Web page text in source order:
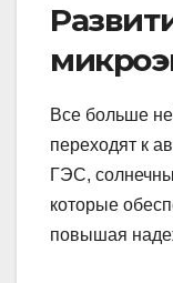
Все больше
переходят к
ГЭС,
которые
повышая